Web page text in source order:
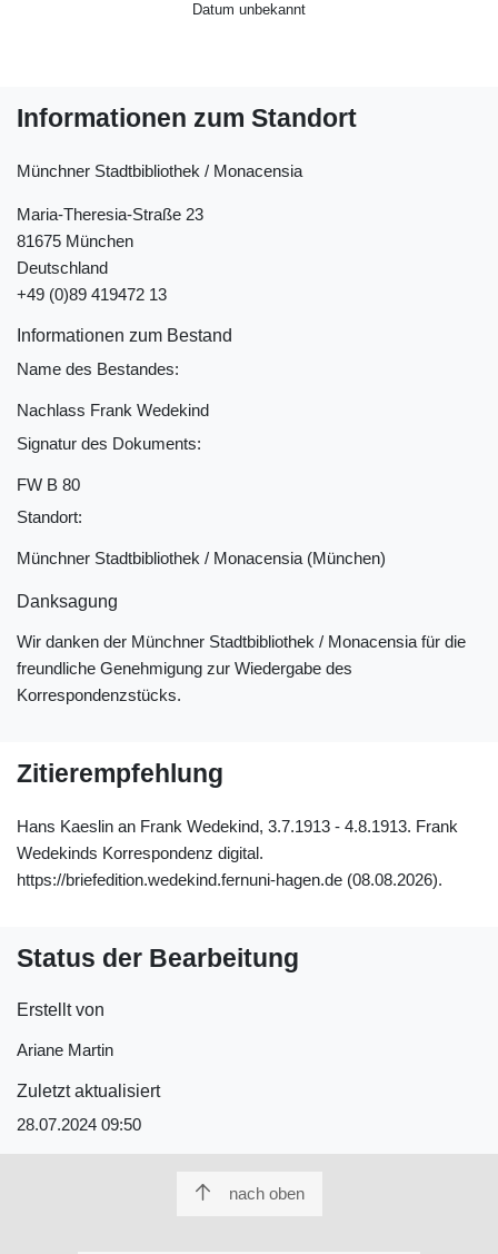
Datum unbekannt
Informationen zum Standort
Münchner Stadtbibliothek / Monacensia
Maria-Theresia-Straße 23
81675 München
Deutschland
+49 (0)89 419472 13
Informationen zum Bestand
Name des Bestandes:
Nachlass Frank Wedekind
Signatur des Dokuments:
FW B 80
Standort:
Münchner Stadtbibliothek / Monacensia (München)
Danksagung
Wir danken der Münchner Stadtbibliothek / Monacensia für die
freundliche Genehmigung zur Wiedergabe des
Korrespondenzstücks.
Zitierempfehlung
Hans Kaeslin an Frank Wedekind, 3.7.1913 - 4.8.1913. Frank
Wedekinds Korrespondenz digital.
https://briefedition.wedekind.fernuni-hagen.de (08.08.2026).
Status der Bearbeitung
Erstellt von
Ariane Martin
Zuletzt aktualisiert
28.07.2024 09:50
nach oben